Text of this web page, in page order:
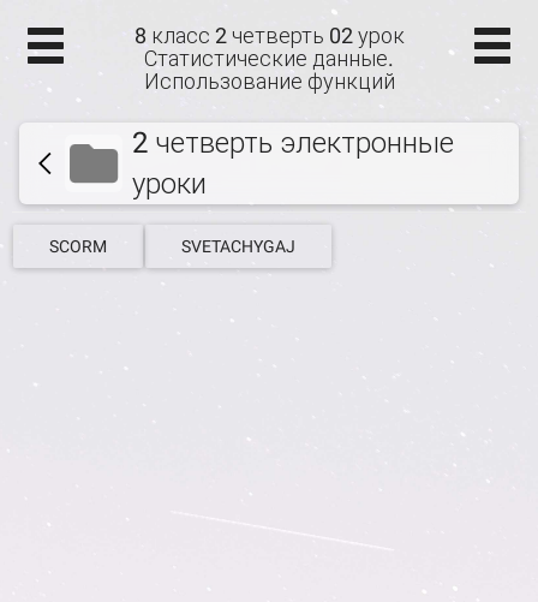
8 класс 2 четверть 02 урок
Статистические данные.
Использование функций
2 четверть электронные
уроки
SCORM SVETACHYGAJ